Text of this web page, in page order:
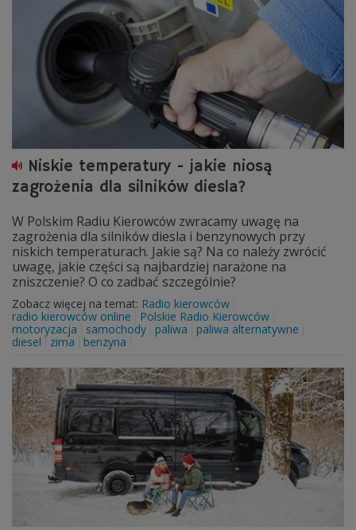
Niskie temperatury - jakie niosą
zagrożenia dla silników diesla?
W Polskim Radiu Kierowców zwracamy uwagę na
zagrożenia dla silników diesla i benzynowych przy
niskich temperaturach. Jakie są? Na co należy zwrócić
uwagę, jakie części są najbardziej narażone na
zniszczenie? O co zadbać szczególnie?
Zobacz więcej na temat: Radio kierowców
radio kierowców online
Polskie Radio Kierowców
motoryzacja
samochody paliwa
paliwa alternatywne
diesel
zima benzyna